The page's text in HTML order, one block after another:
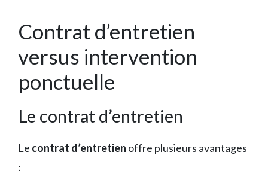
Contrat d’entretien
versus intervention
ponctuelle
Le contrat d’entretien
Le contrat d’entretien offre plusieurs avantages
: